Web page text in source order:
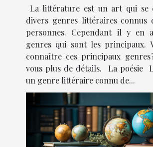
La littérature est un art qui se
divers genres littéraires connus
personnes. Cependant il y en
genres qui sont les principaux.
connaître ces principaux genres
vous plus de détails. La poésie
un genre littéraire connu de...